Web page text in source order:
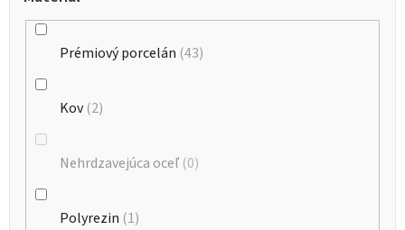
Prémiový porcelán 43
Kov 2
Nehrdzavejúca oceľ 0
Polyrezin 1